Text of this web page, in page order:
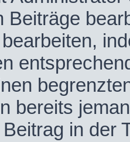
Beiträge
bereits
in der